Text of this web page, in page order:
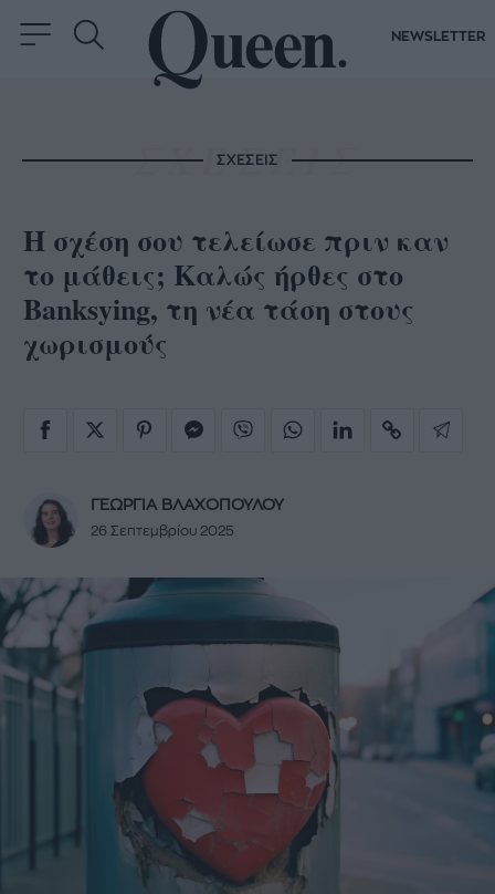
NEWSLETTER
ΣΧΕΣΕΙΣ
Η σχέση σου τελείωσε πριν καν
το μάθεις; Καλώς ήρθες στο
Banksying, τη νέα τάση στους
χωρισμούς
ΓΕΩΡΓΙΑ ΒΛΑΧΟΠΟΥΛΟΥ
26 Σεπτεμβρίου 2025